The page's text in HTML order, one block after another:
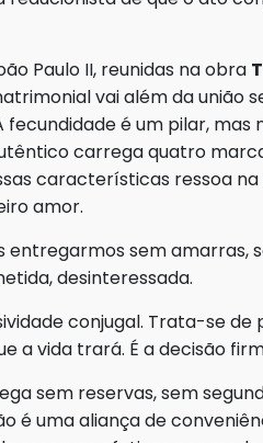
Paulo II, reunidas na obra
vai além da união
é um pilar, mas
carrega quatro
características ressoa
amor.
entregarmos sem amarras,
desinteressada.
conjugal. Trata-se
a vida trará. É a decisão
sem reservas, sem
é uma aliança de